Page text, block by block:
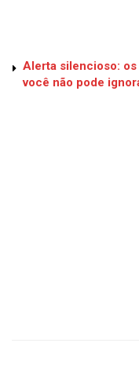
Alerta silencioso:
você não pode